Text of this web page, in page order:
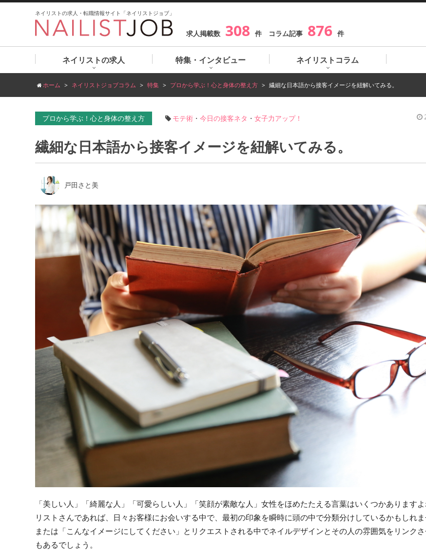
ネイリストの求人・転職情報サイト「ネイリストジョブ」
求人掲載数 308 件 コラム記事 876 件
ネイリストの求人 特集・インタビュー ネイリストコラム
ホーム ネイリストジョブコラム 特集 プロから学ぶ！心と身体の整え方 繊細な日本語から接客イメージを紐解いてみる。
プロから学ぶ！心と身体の整え方 モテ術 ・ 今日の接客ネタ ・ 女子力アップ！
繊細な日本語から接客イメージを紐解いてみる。
戸田さと美
「美しい人」「綺麗な人」「可愛らしい人」「笑顔が素敵な人」女性をほめたたえる言葉はいくつかあります
リストさんであれば、日々お客様にお会いする中で、最初の印象を瞬時に頭の中で分類分けしているかもしれま
または「こんなイメージにしてください」とリクエストされる中でネイルデザインとその人の雰囲気をリンク
もあるでしょう。